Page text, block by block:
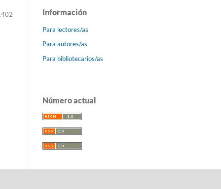
Información
Para lectores/as
Para autores/as
Para bibliotecarios/as
Número actual